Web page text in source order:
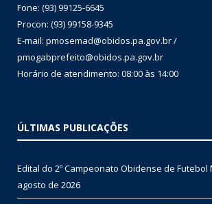
Fone: (93) 99125-6645
Procon: (93) 99158-9345
E-mail: pmosemad@obidos.pa.gov.br /
pmogabprefeito@obidos.pa.gov.br
Horário de atendimento: 08:00 às 14:00
ÚLTIMAS PUBLICAÇÕES
Edital do 2º Campeonato Obidense de Futebol
agosto de 2026